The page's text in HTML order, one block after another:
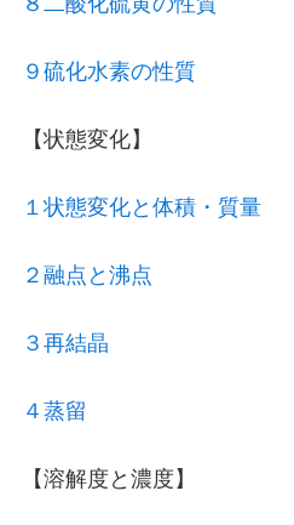
９硫化水素の性質
【状態変化】
１状態変化と体積・質量
２融点と沸点
３再結晶
４蒸留
【溶解度と濃度】